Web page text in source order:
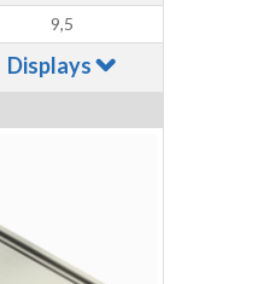
9,5
Displays